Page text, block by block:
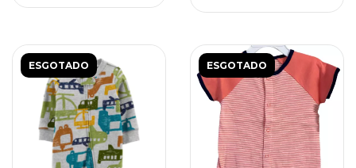
ESGOTADO ESGOTADO